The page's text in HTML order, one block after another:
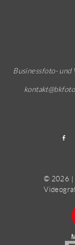
Businessfoto-
© 2026 |